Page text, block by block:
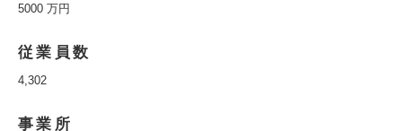
5000 万円
従業員数
4,302
事業所